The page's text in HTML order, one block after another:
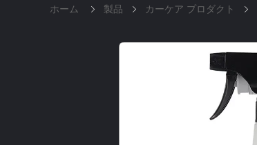
ホーム 製品 カーケア プロダクト